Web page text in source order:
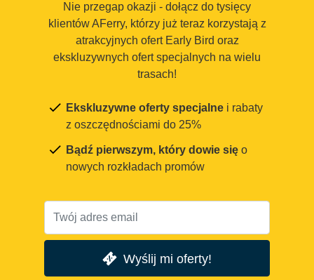
Nie przegap okazji - dołącz do tysięcy
klientów AFerry, którzy już teraz korzystają z
atrakcyjnych ofert Early Bird oraz
ekskluzywnych ofert specjalnych na wielu
trasach!
Ekskluzywne oferty specjalne i rabaty
z oszczędnościami do 25%
Bądź pierwszym, który dowie się o
nowych rozkładach promów
Wyślij mi oferty!